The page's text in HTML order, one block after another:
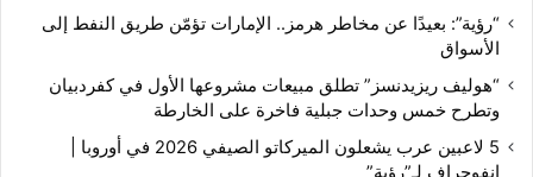
“رؤية”: بعيدًا عن مخاطر هرمز.. الإمارات تؤمّن طريق النفط إلى
الأسواق
“هوليف ريزيدنسز” تطلق مبيعات مشروعها الأول في كفردبيان
وتطرح خمس وحدات جبلية فاخرة على الخارطة
5 لاعبين عرب يشعلون الميركاتو الصيفي 2026 في أوروبا |